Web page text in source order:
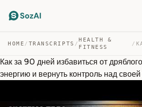
HOME / TRANSCRIPTS /
HEALTH &
FITNESS
/
Как за 90 дней избавиться от
энергию и вернуть контроль над